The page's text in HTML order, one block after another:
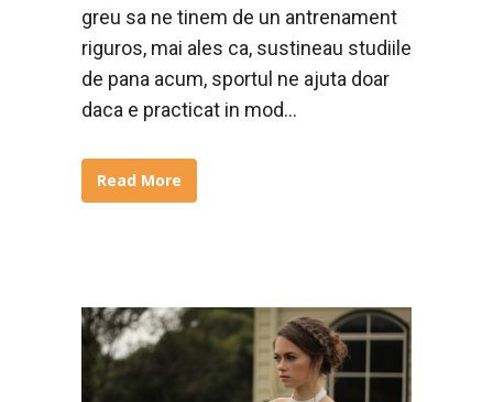
greu sa ne tinem de un antrenament
riguros, mai ales ca, sustineau studiile
de pana acum, sportul ne ajuta doar
daca e practicat in mod...
Read More